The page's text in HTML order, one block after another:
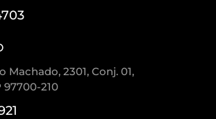
Machado, 2301, Conj. 01,
97700-210